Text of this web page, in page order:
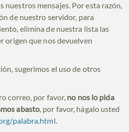
nuestros mensajes. Por esta razón,
de nuestro servidor, para
elimina de nuestra lista las
origen que nos devuelven
sugerimos el uso de otros
correo, por favor, no nos lo pida
abasto, por favor, hágalo usted
palabra.html.